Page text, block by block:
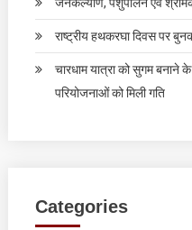
राष्ट्रीय हथकरघा दिवस पर
चारधाम यात्रा को सुगम बनाने
परियोजनाओं को मिली गति
Categories